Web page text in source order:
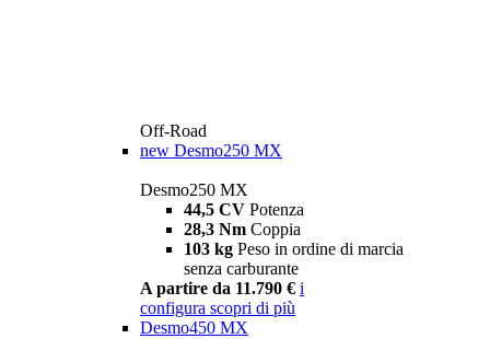
Off-Road
new Desmo250 MX
Desmo250 MX
44,5 CV Potenza
28,3 Nm Coppia
103 kg Peso in ordine di marcia
senza carburante
A partire da 11.790 € i
configura scopri di più
Desmo450 MX